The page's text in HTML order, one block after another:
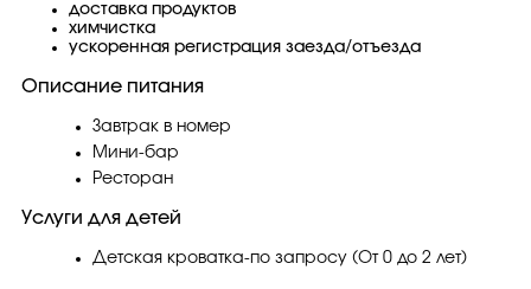
доставка продуктов
химчистка
ускоренная регистрация заезда/отъезда
Описание питания
Завтрак в номер
Мини-бар
Ресторан
Услуги для детей
Детская кроватка-по запросу (От 0 до 2 лет)